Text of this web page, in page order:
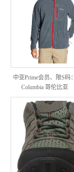
中亚Prime会员、限S码：
Columbia 哥伦比亚
Sportswear Fast Trek II
抓绒衣 *2件